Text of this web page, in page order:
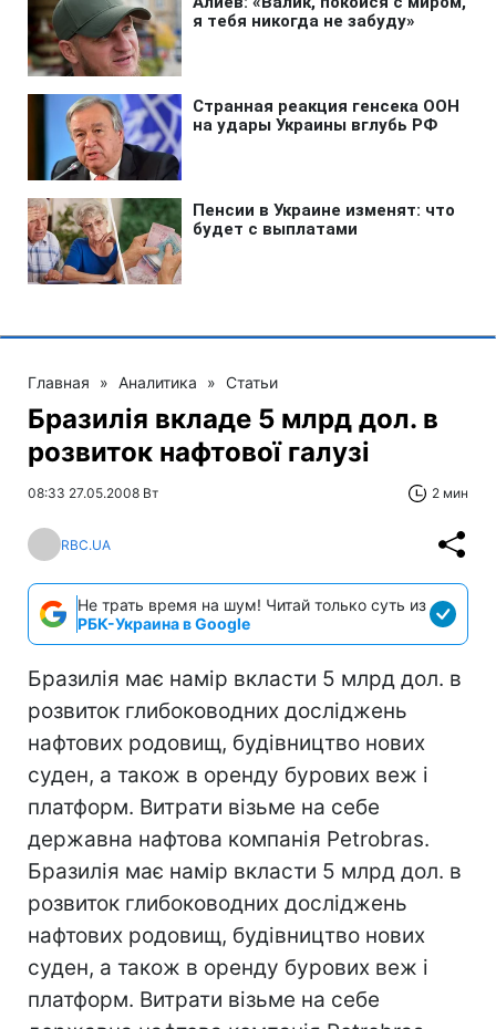
Главная » Аналитика » Статьи
Бразилія вкладе 5 млрд дол. в
розвиток нафтової галузі
08:33 27.05.2008 Вт 2 мин
RBC.UA
Не трать время на шум! Читай только суть из
РБК-Украина в Google
Бразилія має намір вкласти 5 млрд дол. в
розвиток глибоководних досліджень
нафтових родовищ, будівництво нових
суден, а також в оренду бурових веж і
платформ. Витрати візьме на себе
державна нафтова компанія Petrobras.
Бразилія має намір вкласти 5 млрд дол. в
розвиток глибоководних досліджень
нафтових родовищ, будівництво нових
суден, а також в оренду бурових веж і
платформ. Витрати візьме на себе